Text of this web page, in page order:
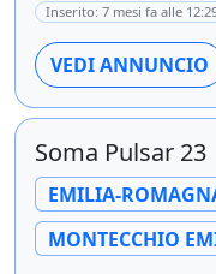
Inserito: 7 mesi fa alle
VEDI ANNUNCIO
Soma Pulsar 23
EMILIA-
MONTECCHIO